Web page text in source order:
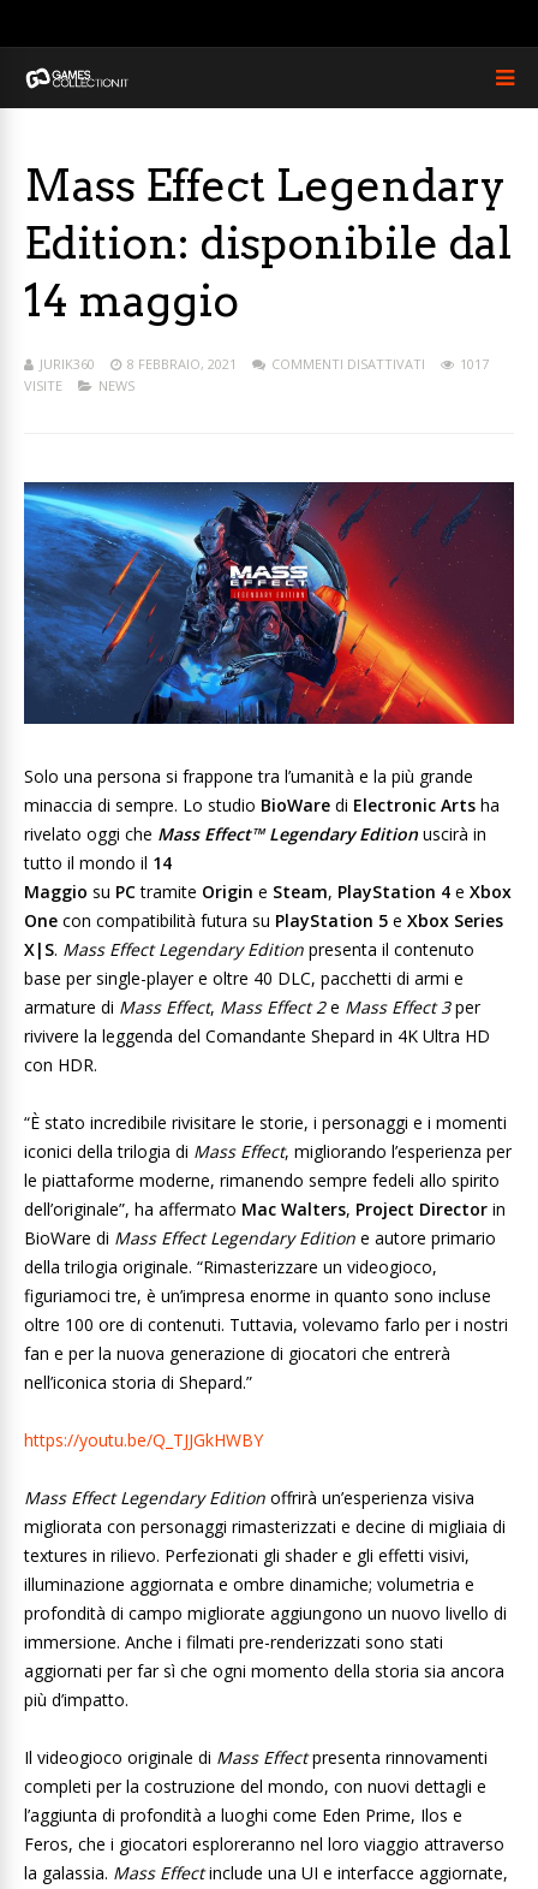
Mass Effect Legendary
Edition: disponibile dal
14 maggio
JURIK360 8 FEBBRAIO, 2021 COMMENTI DISATTIVATI
1017
VISITE
NEWS
Solo una persona si frappone tra l’umanità e la più grande
minaccia di sempre. Lo studio BioWare di Electronic Arts ha
rivelato oggi che Mass Effect™ Legendary Edition uscirà in
tutto il mondo il 14
Maggio su PCtramite Origin e Steam, PlayStation 4 e Xbox
One con compatibilità futura su PlayStation 5 e Xbox Series
X|S. Mass Effect Legendary Edition presenta il contenuto
base per single-player e oltre 40 DLC, pacchetti di armi e
armature di Mass Effect, Mass Effect 2e Mass Effect 3per
rivivere la leggenda del Comandante Shepard in 4K Ultra HD
con HDR.
“È stato incredibile rivisitare le storie, i personaggi e i momenti
iconici della trilogia di Mass Effect, migliorando l’esperienza per
le piattaforme moderne, rimanendo sempre fedeli allo spirito
dell’originale”, ha affermato Mac Walters, Project Director in
BioWare di Mass Effect Legendary Edition e autore primario
della trilogia originale. “Rimasterizzare un videogioco,
figuriamoci tre, è un’impresa enorme in quanto sono incluse
oltre 100 ore di contenuti. Tuttavia, volevamo farlo per i nostri
fan e per la nuova generazione di giocatori che entrerà
nell’iconica storia di Shepard.”
https://youtu.be/Q_TJJGkHWBY
Mass Effect Legendary Edition offrirà un’esperienza visiva
migliorata con personaggi rimasterizzati e decine di migliaia di
textures in rilievo. Perfezionati gli shader e gli effetti visivi,
illuminazione aggiornata e ombre dinamiche; volumetria e
profondità di campo migliorate aggiungono un nuovo livello di
immersione. Anche i filmati pre-renderizzati sono stati
aggiornati per far sì che ogni momento della storia sia ancora
più d’impatto.
Il videogioco originale di Mass Effectpresenta rinnovamenti
completi per la costruzione del mondo, con nuovi dettagli e
l’aggiunta di profondità a luoghi come Eden Prime, Ilos e
Feros, che i giocatori esploreranno nel loro viaggio attraverso
la galassia. Mass Effectinclude una UI e interfacce aggiornate,